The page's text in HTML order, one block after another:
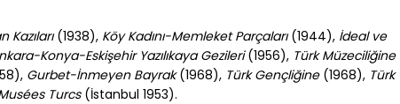
Kazıları(1938), Köy Kadını-Memleket Parçaları(1944), İdeal ve
Konya-Eskişehir Yazılıkaya Gezileri(1956), Türk Müzeciliğine
Gurbet-İnmeyen Bayrak(1968), Türk Gençliğine(1968), Türk
Turcs(İstanbul 1953).